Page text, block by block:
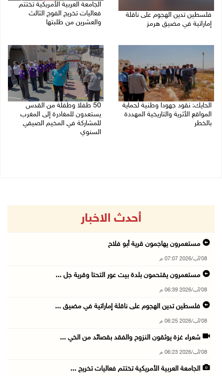
فلسطين تدين الهجوم على ناقلة
إماراتية في مضيق هرمز
الجامعة العربية الأمريكية تختتم
فعاليات تخريج الفوج الثالث
والعشرين من طلبتها
الحايك: نقود جهودا وطنية لحماية
المواقع الأثرية والتاريخية المهددة
بالخطر
50 طفلا وطفلة من القدس
يستعدون للمغادرة إلى المغرب
للمشاركة في المخيم الصيفي
السنوي
أحدث الاخبار
مستعمرون يهاجمون قرية أبو فلاح
08/آب/2026 07:07 م
مستعمرون يقتحمون بلدة بيت عور التحتا وقرية جل ...
08/آب/2026 06:39 م
فلسطين تدين الهجوم على ناقلة إماراتية في مضيق ...
08/آب/2026 06:25 م
شعراء غزة يوثقون النزوح والفقد بقصائد من الخي ...
08/آب/2026 06:23 م
الجامعة العربية الأمريكية تختتم فعاليات تخريج ...